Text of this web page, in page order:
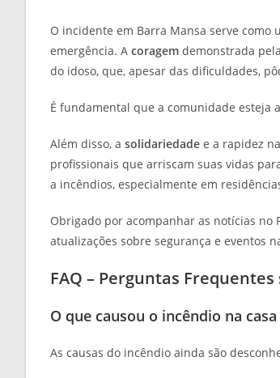
O incidente em Barra Mansa serve
emergência. A coragem demonstrada
do idoso, que, apesar das dificuldades,
É fundamental que a comunidade esteja
Além disso, a solidariedade e a rapidez
profissionais que arriscam suas vidas
a incêndios, especialmente em
Obrigado por acompanhar as notícias no
atualizações sobre segurança e eventos
FAQ – Perguntas
O que causou o incêndio na
As causas do incêndio ainda são